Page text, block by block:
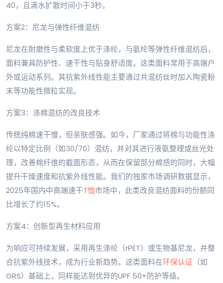
40，且滴水扩散时间小于3秒。
方案2：尼龙与弹性纤维混纺
尼龙在耐磨性与柔软度上优于涤纶，与氨纶等弹性纤维混纺后，
面料兼具防护性、速干性与贴身舒适度。这类面料常用于高端户
外或运动系列。其抗紫外线性能主要通过共混纺丝时加入陶瓷粉
末等功能性微粒实现。
方案3：涤棉混纺的改良技术
传统纯棉速干慢，但亲肤感强。如今，厂家通过将棉与功能性涤
纶以特定比例（如30/70）混纺，并对其进行液氨整理或丝光处
理，改善棉纤维的截面形态，从而在保留部分棉感的同时，大幅
提升干燥速度和抗紫外线性能。我们的独家市场调研数据显示，
2025年国内中高端速干T恤市场中，此类改良混纺面料的份额同
比增长了约15%。
方案4：创新型再生材料应用
为响应可持续发展，采用再生涤纶（rPET）或生物基尼龙，并整
合抗紫外线技术，成为行业新趋势。这类面料在环保认证 （如
GRS）基础上，同样能达到优异的UPF 50+防护等级。